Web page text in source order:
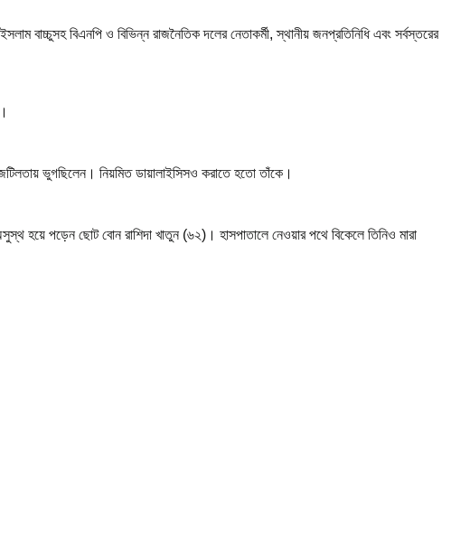
বাচ্চুসহ বিএনপি ও বিভিন্ন রাজনৈতিক দলের নেতাকর্মী, স্থানীয় জনপ্রতিনিধি এবং সর্বস্তরের
জটিলতায় ভুগছিলেন। নিয়মিত ডায়ালাইসিসও করাতে হতো তাঁকে।
হয়ে পড়েন ছোট বোন রাশিদা খাতুন (৬২)। হাসপাতালে নেওয়ার পথে বিকেলে তিনিও মারা